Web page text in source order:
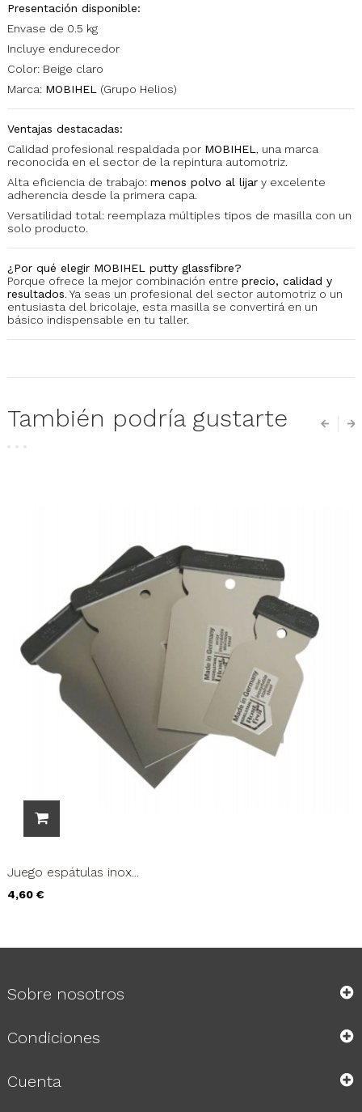
Presentación disponible:
Envase de 0.5 kg
Incluye endurecedor
Color: Beige claro
Marca: MOBIHEL (Grupo Helios)
Ventajas destacadas:
Calidad profesional respaldada por MOBIHEL , una marca
reconocida en el sector de la repintura automotriz.
Alta eficiencia de trabajo: menos polvo al lijar y excelente
adherencia desde la primera capa.
Versatilidad total: reemplaza múltiples tipos de masilla con un
solo producto.
¿Por qué elegir MOBIHEL putty glassfibre?
Porque ofrece la mejor combinación entre precio, calidad y
resultados. Ya seas un profesional del sector automotriz o un
entusiasta del bricolaje, esta masilla se convertirá en un
básico indispensable en tu taller.
También podría gustarte
Juego espátulas inox...
Precio
4,60 €
Sobre nosotros
Condiciones
Cuenta